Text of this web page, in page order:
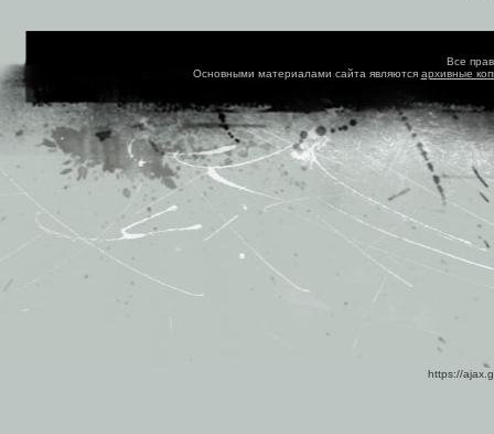
Все
Основными материалами сайта являются архивные
https://